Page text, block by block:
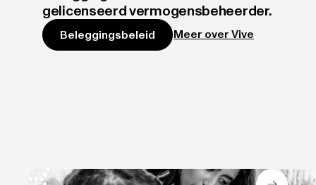
gelicenseerd vermogensbeheerder.
Beleggingsbeleid Meer over Vive